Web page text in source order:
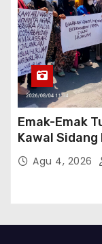
Emak-Emak
Kawal
254/Pdt.G/
Agu 4, 2026